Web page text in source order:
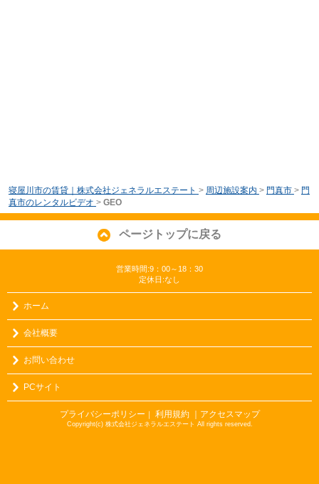
寝屋川市の賃貸｜株式会社ジェネラルエステート > 周辺施設案内 > 門真市 > 門
真市のレンタルビデオ > GEO
ページトップに戻る
営業時間:9：00～18：30
定休日:なし
ホーム
会社概要
お問い合わせ
PCサイト
プライバシーポリシー ｜ 利用規約 ｜アクセスマップ
Copyright(c) 株式会社ジェネラルエステート All rights reserved.